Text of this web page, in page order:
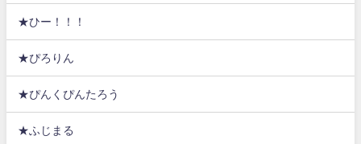
★ひー！！！
★ぴろりん
★ぴんくぴんたろう
★ふじまる